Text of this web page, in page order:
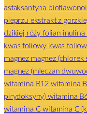
astaksantyna
pieprzu ekstrakt z
dzikiej róży folian inulina
kwas foliowy kwas
magnez magnez (chlorek
magnez (mleczan
witamina B12 witamina
pirydoksyny) witamina
witamina Cwitamina C